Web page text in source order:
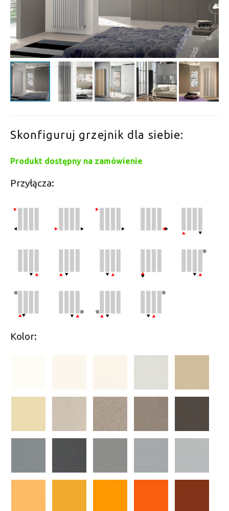
Skonfiguruj grzejnik dla siebie:
Produkt dostępny na zamówienie
Przyłącza:
Kolor: